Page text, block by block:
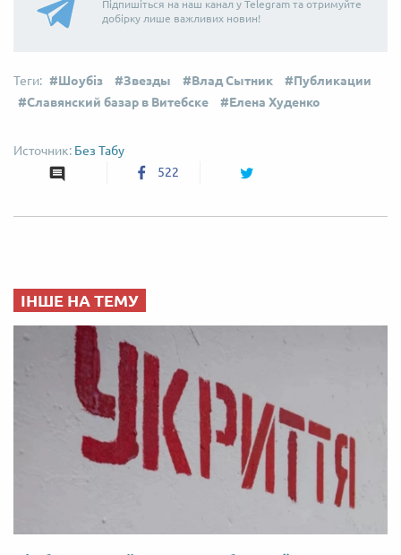
Підпишіться на наш канал у Telegram та отримуйте
добірку лише важливих новин!
Шоубіз Звезды Влад Сытник
Публикации
Славянский базар в Витебске
Елена Худенко
Без Табу
522
ІНШЕ НА ТЕМУ